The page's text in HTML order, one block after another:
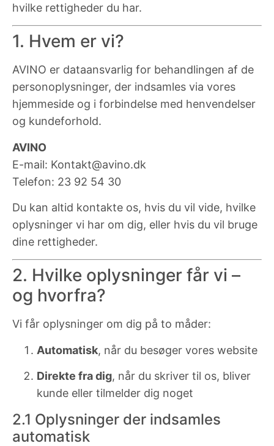
hvilke rettigheder du har.
1. Hvem er vi?
AVINO er dataansvarlig for behandlingen af de
personoplysninger, der indsamles via vores
hjemmeside og i forbindelse med henvendelser
og kundeforhold.
AVINO
E-mail: Kontakt@avino.dk
Telefon: 23 92 54 30
Du kan altid kontakte os, hvis du vil vide, hvilke
oplysninger vi har om dig, eller hvis du vil bruge
dine rettigheder.
2. Hvilke oplysninger får vi –
og hvorfra?
Vi får oplysninger om dig på to måder:
Automatisk, når du besøger vores website
Direkte fra dig, når du skriver til os, bliver
kunde eller tilmelder dig noget
2.1 Oplysninger der indsamles
automatisk